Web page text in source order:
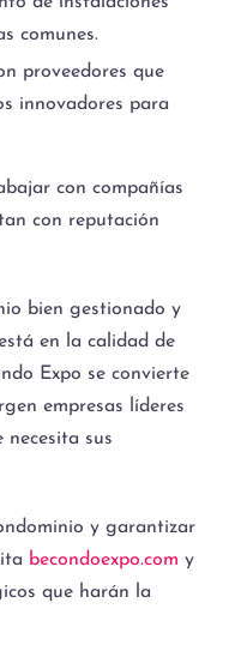
comunes.
proveedores que
innovadores para
con compañías
con reputación
bien gestionado y
en la calidad de
Expo se convierte
empresas líderes
necesita sus
y garantizar
becondoexpo.com y
que harán la